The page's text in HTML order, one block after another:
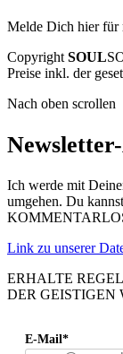
Melde Dich hier für
Copyright SOUL
Preise inkl. der
Nach oben scrollen
Ich werde mit
umgehen. Du
Link zu unserer
ERHALTE
DER GEISTIGEN
E-Mail*